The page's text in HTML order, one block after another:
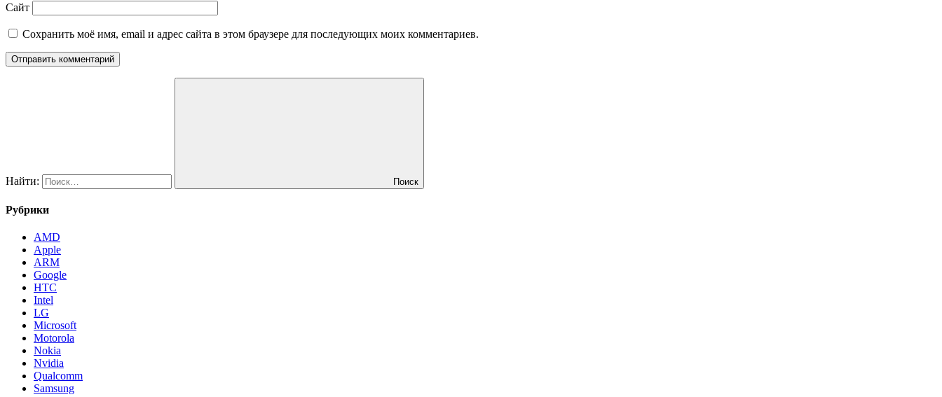
Сайт
Сохранить моё имя, email и адрес сайта в этом браузере для последующих моих комментариев.
Найти: Поиск
Рубрики
AMD
Apple
ARM
Google
HTC
Intel
LG
Microsoft
Motorola
Nokia
Nvidia
Qualcomm
Samsung